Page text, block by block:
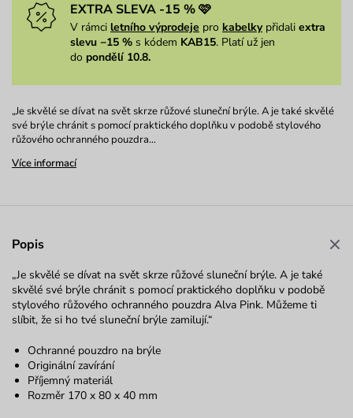
EXTRA SLEVA -15 % 🩷
V rámci letního výprodeje pro kabelkypřidali extra
slevu −15 % s kódem KAB15. Platí už jen
do pondělí 10.8.
„Je skvělé se dívat na svět skrze růžové sluneční brýle. A je také skvělé
své brýle chránit s pomocí praktického doplňku v podobě stylového
růžového ochranného pouzdra…
Více informací
Popis
„Je skvělé se dívat na svět skrze růžové sluneční brýle. A je také
skvělé své brýle chránit s pomocí praktického doplňku v podobě
stylového růžového ochranného pouzdra Alva Pink. Můžeme ti
slíbit, že si ho tvé sluneční brýle zamilují.“
Ochranné pouzdro na brýle
Originální zavírání
Příjemný materiál
Rozměr 170 x 80 x 40 mm